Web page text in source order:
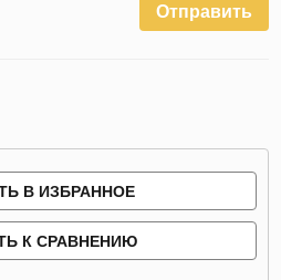
Отправить
В ИЗБРАННОЕ
К СРАВНЕНИЮ